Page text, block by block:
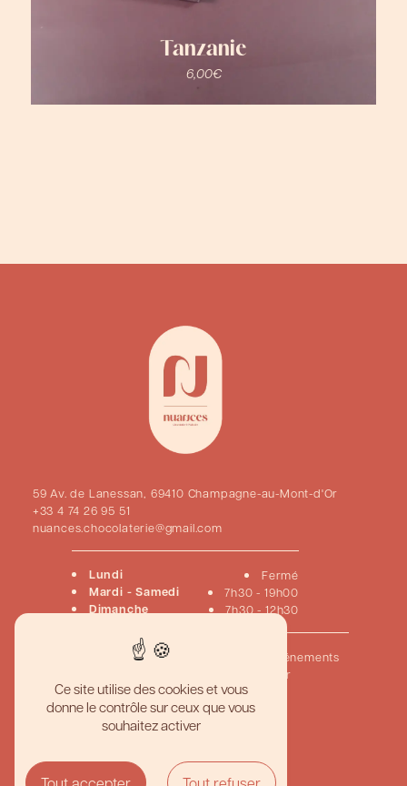
6,00€
Tanzanie
59 Av. de Lanessan, 69410 Champagne-au-Mont-d'Or
+33 4 74 26 95 51
nuances.chocolaterie@gmail.com
Lundi Fermé
Mardi - Samedi 7h30 - 19h00
Dimanche 7h30 - 12h30
PâtisseriesChocolats
Événements
Nous contacter
Pâtisserie artisanale haut de gamme
Meilleur gâteau personnalisé
Pâtisserie traditionnelle française
Chocolaterie artisanale de qualité
Ce site utilise des cookies et vous
donne le contrôle sur ceux que vous
souhaitez activer